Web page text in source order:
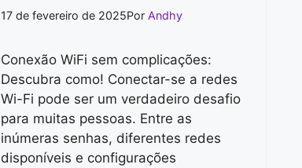
17 de fevereiro de 2025Por Andhy
Conexão WiFi sem complicações:
Descubra como! Conectar-se a redes
Wi-Fi pode ser um verdadeiro desafio
para muitas pessoas. Entre as
inúmeras senhas, diferentes redes
disponíveis e configurações